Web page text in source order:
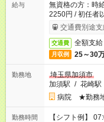
給与
無資格の方：時
2250円 / 初任者
交通費別途支
交通費 全額支給
月収例 25～30
勤務地
埼玉県加須市
加須駅 / 花崎駅
病院 ★勤務地
勤務時間
【シフト例】